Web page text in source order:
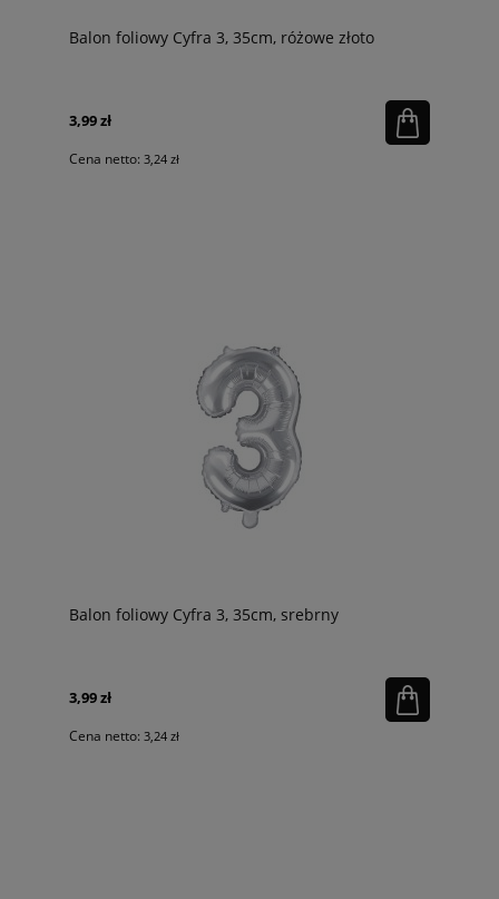
Balon foliowy Cyfra 3, 35cm, różowe złoto
3,99 zł
Cena netto: 3,24 zł
Balon foliowy Cyfra 3, 35cm, srebrny
3,99 zł
Cena netto: 3,24 zł